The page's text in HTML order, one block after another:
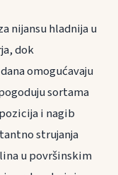
nijansu hladnija u
dok
omogućavaju
sortama
i nagib
strujanja
u površinskim